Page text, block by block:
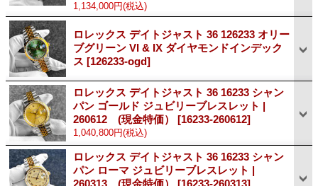
1,134,000円(税込)
ロレックス デイトジャスト 36 126233 オリー
ブグリーン VI & IX ダイヤモンドインデック
ス [126233-ogd]
ロレックス デイトジャスト 36 16233 シャン
パン ゴールド ジュビリーブレスレット |
260612 (現金特価） [16233-260612]
1,040,800円(税込)
ロレックス デイトジャスト 36 16233 シャン
パン ローマ ジュビリーブレスレット |